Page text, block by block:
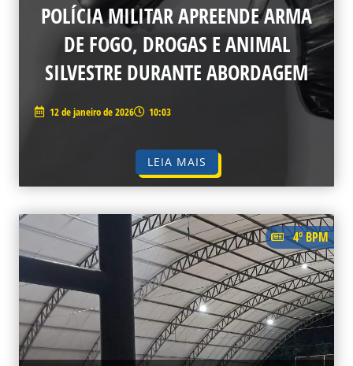
POLÍCIA MILITAR APREENDE ARMA
DE FOGO, DROGAS E ANIMAL
SILVESTRE DURANTE ABORDAGEM
12 de janeiro de 2026 10:03
LEIA MAIS
4º BPM